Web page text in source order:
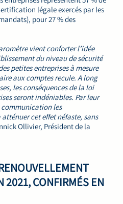
légale exercés par les
pour 27 % des
vient conforter l’idée
du niveau de sécurité
petites entreprises à mesure
aux comptes recule. A long
les conséquences de la loi
seront indéniables. Par leur
les
cet effet néfaste, sans
Ollivier, Président de la
2021, CONFIRMÉS EN